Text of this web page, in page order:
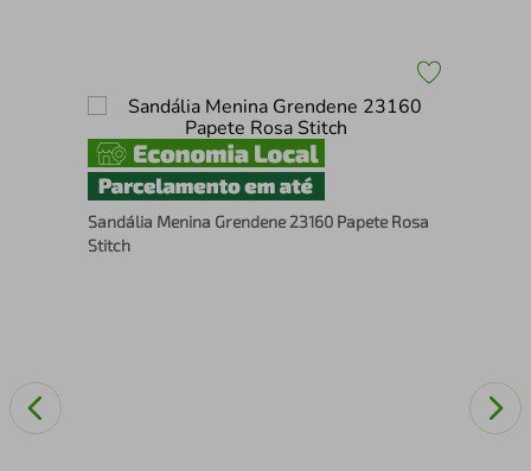
Sandália Menina Grendene 23160 Papete Rosa
Stitch